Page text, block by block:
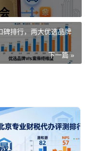
碑排行，两大优选品牌
下一篇 »